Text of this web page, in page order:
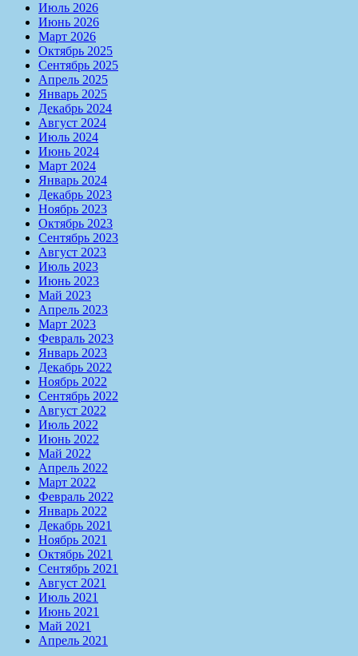
Июль 2026
Июнь 2026
Март 2026
Октябрь 2025
Сентябрь 2025
Апрель 2025
Январь 2025
Декабрь 2024
Август 2024
Июль 2024
Июнь 2024
Март 2024
Январь 2024
Декабрь 2023
Ноябрь 2023
Октябрь 2023
Сентябрь 2023
Август 2023
Июль 2023
Июнь 2023
Май 2023
Апрель 2023
Март 2023
Февраль 2023
Январь 2023
Декабрь 2022
Ноябрь 2022
Сентябрь 2022
Август 2022
Июль 2022
Июнь 2022
Май 2022
Апрель 2022
Март 2022
Февраль 2022
Январь 2022
Декабрь 2021
Ноябрь 2021
Октябрь 2021
Сентябрь 2021
Август 2021
Июль 2021
Июнь 2021
Май 2021
Апрель 2021